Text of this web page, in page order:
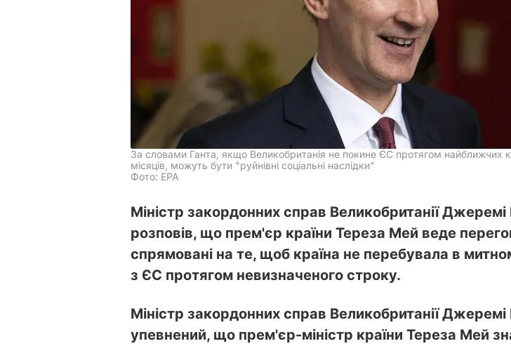
За словами Ганта, якщо Великобританія не покине ЄС протягом найближчих
місяців, можуть бути "руйнівні соціальні наслідки"
Фото: EPA
Міністр закордонних справ Великобританії Джеремі
розповів, що прем'єр країни Тереза Мей веде
спрямовані на те, щоб країна не перебувала в
з ЄС протягом невизначеного строку.
Міністр закордонних справ Великобританії Джеремі
упевнений, що прем'єр-міністр країни Тереза Мей